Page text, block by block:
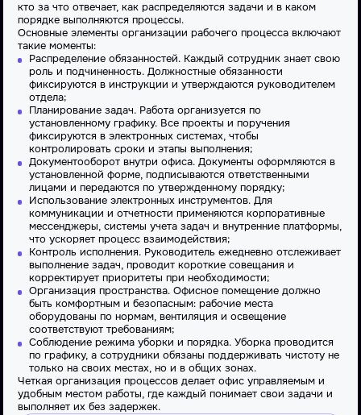
кто за что отвечает, как распределяются задачи и в каком
порядке выполняются процессы.
Основные элементы организации рабочего процесса включают
такие моменты:
Распределение обязанностей. Каждый сотрудник знает свою
роль и подчиненность. Должностные обязанности
фиксируются в инструкции и утверждаются руководителем
отдела;
Планирование задач. Работа организуется по
установленному графику. Все проекты и поручения
фиксируются в электронных системах, чтобы
контролировать сроки и этапы выполнения;
Документооборот внутри офиса. Документы оформляются в
установленной форме, подписываются ответственными
лицами и передаются по утвержденному порядку;
Использование электронных инструментов. Для
коммуникации и отчетности применяются корпоративные
мессенджеры, системы учета задач и внутренние платформы,
что ускоряет процесс взаимодействия;
Контроль исполнения. Руководитель ежедневно отслеживает
выполнение задач, проводит короткие совещания и
корректирует приоритеты при необходимости;
Организация пространства. Офисноепомещение должно
быть комфортным и безопасным: рабочиеместа
оборудованы по нормам, вентиляция и освещение
соответствуют требованиям;
Соблюдение режима уборки и порядка. Уборка проводится
по графику, а сотрудники обязаны поддерживать чистоту не
только на своих местах, но и в общих зонах.
Четкая организация процессов делает офис управляемым и
удобным местом работы, где каждый понимает свои задачи и
выполняет их без задержек.